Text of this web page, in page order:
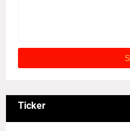
Ticker